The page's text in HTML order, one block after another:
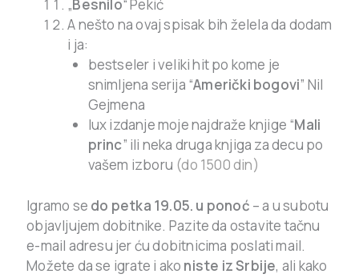
„Besnilo“ Pekić
A nešto na ovaj spisak bih želela da dodam
i ja:
bestseler i veliki hit po kome je
snimljena serija “Američki bogovi” Nil
Gejmena
lux izdanje moje najdraže knjige “Mali
princ” ili neka druga knjiga za decu po
vašem izboru (do 1500 din)
Igramo se do petka 19.05. u ponoć – a u subotu
objavljujem dobitnike. Pazite da ostavite tačnu
e-mail adresu jer ću dobitnicima poslati mail.
Možete da se igrate i ako niste iz Srbije, ali kako